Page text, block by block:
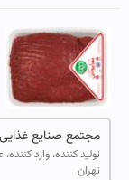
مجتمع صنایع غذایی
تولید کننده، وارد
تهران